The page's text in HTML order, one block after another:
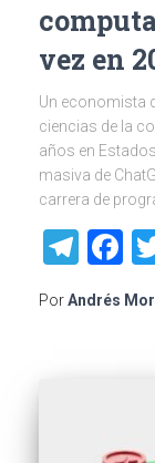
vez en
Un economista
ciencias de la
años en
masiva de
carrera de
PorAndrés